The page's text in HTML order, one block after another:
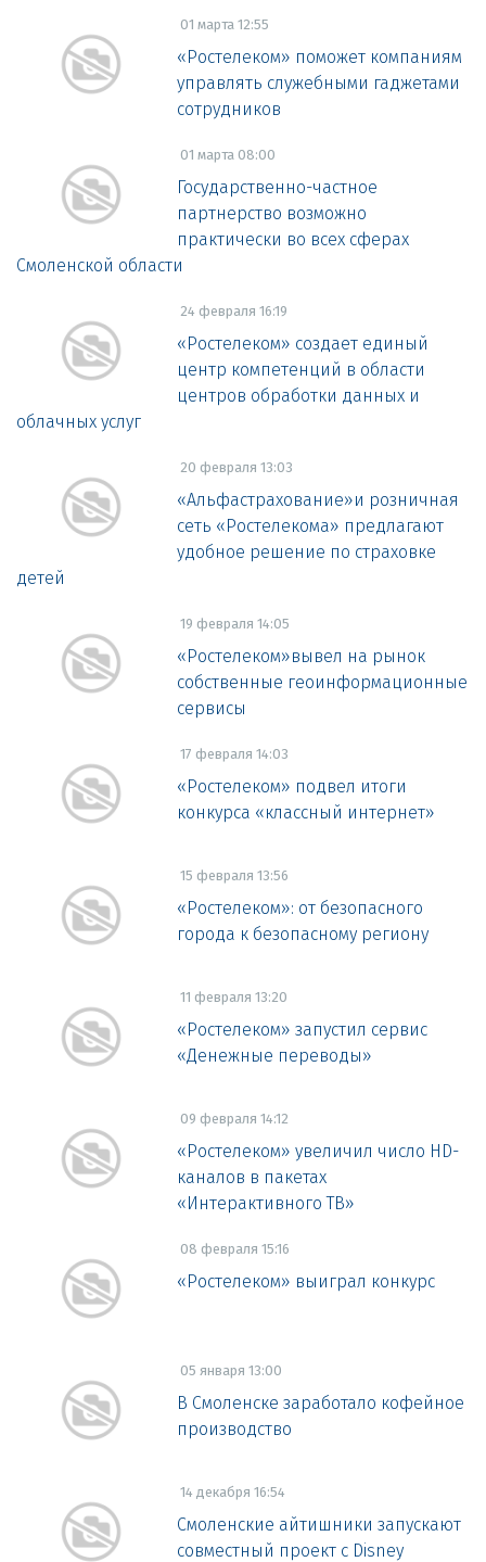
01 марта 12:55
«Ростелеком» поможет компаниям
управлять служебными гаджетами
сотрудников
01 марта 08:00
Государственно-частное
партнерство возможно
практически во всех сферах
Смоленской области
24 февраля 16:19
«Ростелеком» создает единый
центр компетенций в области
центров обработки данных и
облачных услуг
20 февраля 13:03
«Альфастрахование»и розничная
сеть «Ростелекома» предлагают
удобное решение по страховке
детей
19 февраля 14:05
«Ростелеком»вывел на рынок
собственные геоинформационные
сервисы
17 февраля 14:03
«Ростелеком» подвел итоги
конкурса «классный интернет»
15 февраля 13:56
«Ростелеком»: от безопасного
города к безопасному региону
11 февраля 13:20
«Ростелеком» запустил сервис
«Денежные переводы»
09 февраля 14:12
«Ростелеком» увеличил число HD-
каналов в пакетах
«Интерактивного ТВ»
08 февраля 15:16
«Ростелеком» выиграл конкурс
05 января 13:00
В Смоленске заработало кофейное
производство
14 декабря 16:54
Смоленские айтишники запускают
совместный проект с Disney